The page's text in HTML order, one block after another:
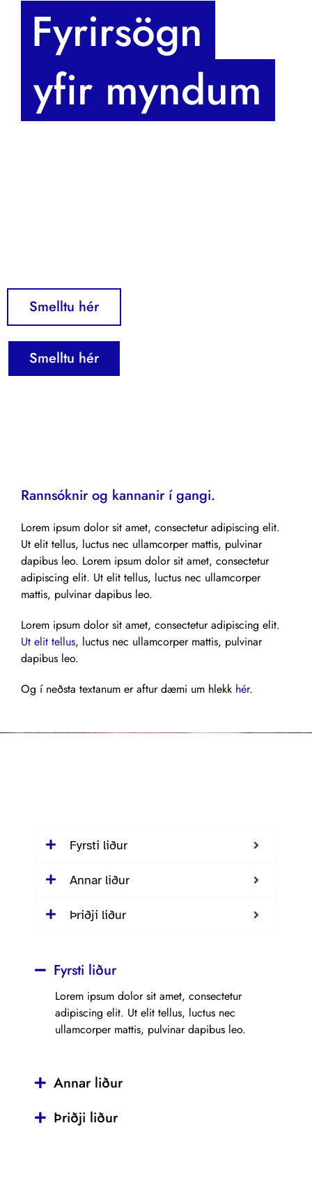
Fyrirsögn
yfir myndum
Smelltu hér
Smelltu hér
Rannsóknir og kannanir í gangi.
Lorem ipsum dolor sit amet, consectetur adipiscing elit.
Ut elit tellus, luctus nec ullamcorper mattis, pulvinar
dapibus leo. Lorem ipsum dolor sit amet, consectetur
adipiscing elit. Ut elit tellus, luctus nec ullamcorper
mattis, pulvinar dapibus leo.
Lorem ipsum dolor sit amet, consectetur adipiscing elit.
Ut elit tellus, luctus nec ullamcorper mattis, pulvinar
dapibus leo.
Og í neðsta textanum er aftur dæmi um hlekk hér.
Fyrsti liður
Annar liður
Þriðji liður
Fyrsti liður
Lorem ipsum dolor sit amet, consectetur
adipiscing elit. Ut elit tellus, luctus nec
ullamcorper mattis, pulvinar dapibus leo.
Annar liður
Þriðji liður